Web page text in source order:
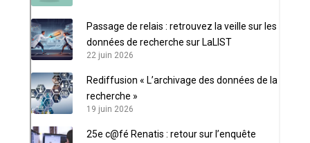
Passage de relais : retrouvez la veille sur les
données de recherche sur LaLIST
22 juin 2026
Rediffusion « L’archivage des données de la
recherche »
19 juin 2026
25e c@fé Renatis : retour sur l’enquête